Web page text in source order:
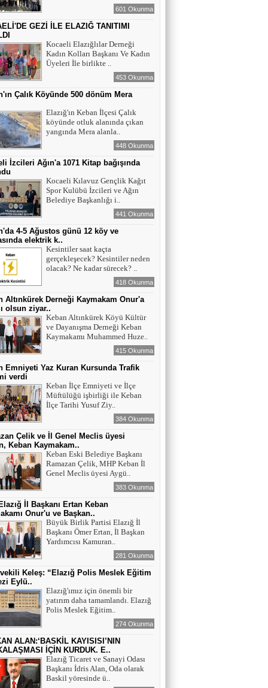
EĞİTİMCİ-YAZAR TUNER
ENGELLİ İNSANLARIN ENGELLİ
YERİNE FAZLA BAKMAK
EĞİTİMCİ - YAZAR : MİDRAN YOKUŞ
DİKİLİ TAŞLAR - 8
601 Okunma
GEZİ İLE ELAZIĞ TANITIMI
Kocaeli Elazığlılar Derneği
Kadın Kolları Başkanı Ve Kadın
Üyeleri İle birlikte ..
453 Okunma
Çalık Köyünde 500 dönüm Mera
Elazığ'ın Keban İlçesi Çalık
köyünde otluk alanında çıkan
yangında Mera alanla..
448 Okunma
İzcileri Ağın'a 1071 Kitap bağışında
Kocaeli Kılavuz Gençlik Kağıt
Spor Kulübü İzcileri ve Ağın
Belediye Başkanlığı i..
441 Okunma
4-5 Ağustos günü 12 köy ve
elektrik k..
Kesintiler saat kaçta
gerçekleşecek? Kesintiler neden
olacak? Ne kadar sürecek? ..
418 Okunma
Altınkürek Derneği Kaymakam Onur'a
olsun ziyar..
Keban Altınkürek Köyü Kültür
ve Dayanışma Derneği Keban
Kaymakamı Muhammed Huze..
415 Okunma
Emniyeti Yaz Kuran Kursunda Trafik
verdi
Keban İlçe Emniyeti ve İlçe
Müftülüğü işbirliği ile Keban
İlçe Tarihi Yusuf Ziy..
384 Okunma
Çelik ve İl Genel Meclis üyesi
Keban Kaymakam..
Keban Eski Belediye Başkanı
Ramazan Çelik, MHP Keban İl
Genel Meclis üyesi Aygü..
383 Okunma
İl Başkanı Ertan Keban
Onur'u ve Başkan..
Büyük Birlik Partisi Elazığ İl
Başkanı Ömer Ertan, İl Başkan
Yardımcısı Kamuran..
281 Okunma
Keleş: “Elazığ Polis Meslek Eğitim
Eylü..
Elazığ'ımız için önemli bir
yatırım daha tamamlandı. Elazığ
Polis Meslek Eğitim..
274 Okunma
ALAN:‘BASKİL KAYISISI’NIN
İÇİN KURDUK. E..
Elazığ Ticaret ve Sanayi Odası
Başkanı İdris Alan, Oda olarak
Baskil yöresinde ü..